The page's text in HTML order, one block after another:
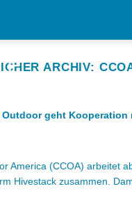
ARCHIV:
Outdoor geht Kooperation
America (CCOA) arbeitet
Hivestack zusammen.